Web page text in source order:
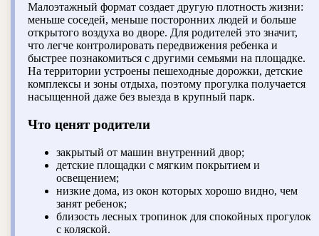
Малоэтажный формат создает другую плотность жизни:
меньше соседей, меньше посторонних людей и больше
открытого воздуха во дворе. Для родителей это значит,
что легче контролировать передвижения ребенка и
быстрее познакомиться с другими семьями на площадке.
На территории устроены пешеходные дорожки, детские
комплексы и зоны отдыха, поэтому прогулка получается
насыщенной даже без выезда в крупный парк.
Что ценят родители
закрытый от машин внутренний двор;
детские площадки с мягким покрытием и
освещением;
низкие дома, из окон которых хорошо видно, чем
занят ребенок;
близость лесных тропинок для спокойных прогулок
с коляской.